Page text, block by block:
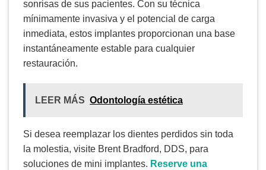
sonrisas de sus pacientes. Con su técnica
mínimamente invasiva y el potencial de carga
inmediata, estos implantes proporcionan una base
instantáneamente estable para cualquier
restauración.
LEER MÁS Odontología estética
Si desea reemplazar los dientes perdidos sin toda
la molestia, visite Brent Bradford, DDS, para
soluciones de mini implantes. Reserve una